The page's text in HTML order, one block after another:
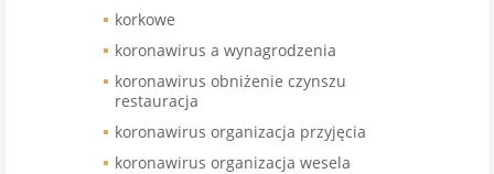
korkowe
koronawirus a wynagrodzenia
koronawirus obniżenie czynszu
restauracja
koronawirus organizacja przyjęcia
koronawirus organizacja wesela